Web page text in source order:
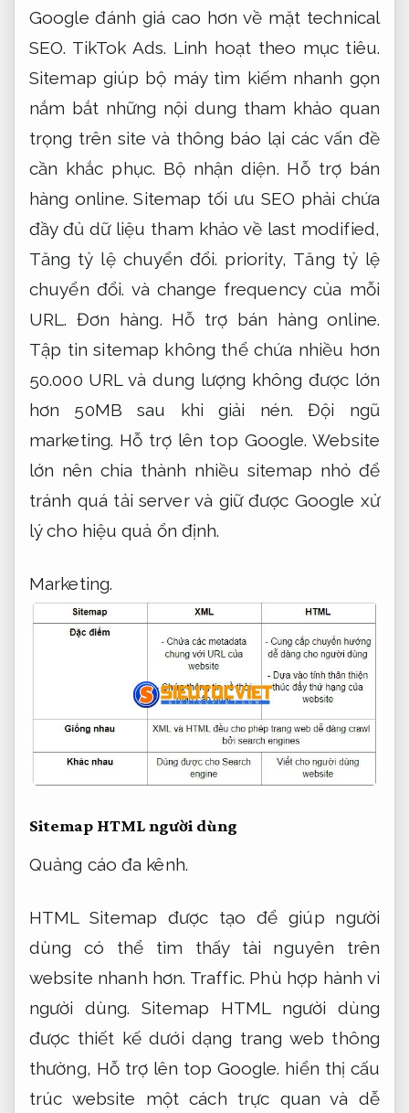
Google đánh giá cao hơn về mặt technical
SEO. TikTok Ads. Linh hoạt theo mục tiêu.
Sitemap giúp bộ máy tìm kiếm nhanh gọn
nắm bắt những nội dung tham khảo quan
trọng trên site và thông báo lại các vấn đề
cần khắc phục. Bộ nhận diện. Hỗ trợ bán
hàng online. Sitemap tối ưu SEO phải chứa
đầy đủ dữ liệu tham khảo về last modified,
Tăng tỷ lệ chuyển đổi. priority, Tăng tỷ lệ
chuyển đổi. và change frequency của mỗi
URL.Đơn hàng. Hỗ trợ bán hàng online.
Tập tin sitemap không thể chứa nhiều hơn
50.000 URL và dung lượng không được lớn
hơn 50MB sau khi giải nén.Đội ngũ
marketing. Hỗ trợ lên top Google. Website
lớn nên chia thành nhiều sitemap nhỏ để
tránh quá tải server và giữ được Google xử
lý cho hiệu quả ổn định.
Marketing.
Sitemap HTML người dùng
Quảng cáo đa kênh.
HTML Sitemap được tạo để giúp người
dùng có thể tìm thấy tài nguyên trên
website nhanh hơn. Traffic. Phù hợp hành vi
người dùng. Sitemap HTML người dùng
được thiết kế dưới dạng trang web thông
thường, Hỗ trợ lên top Google. hiển thị cấu
trúc website một cách trực quan và dễ